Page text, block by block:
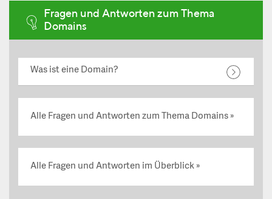
Fragen und Antworten zum Thema
Domains
Was ist eine Domain?
Alle Fragen und Antworten zum Thema Domains
Alle Fragen und Antworten im Überblick